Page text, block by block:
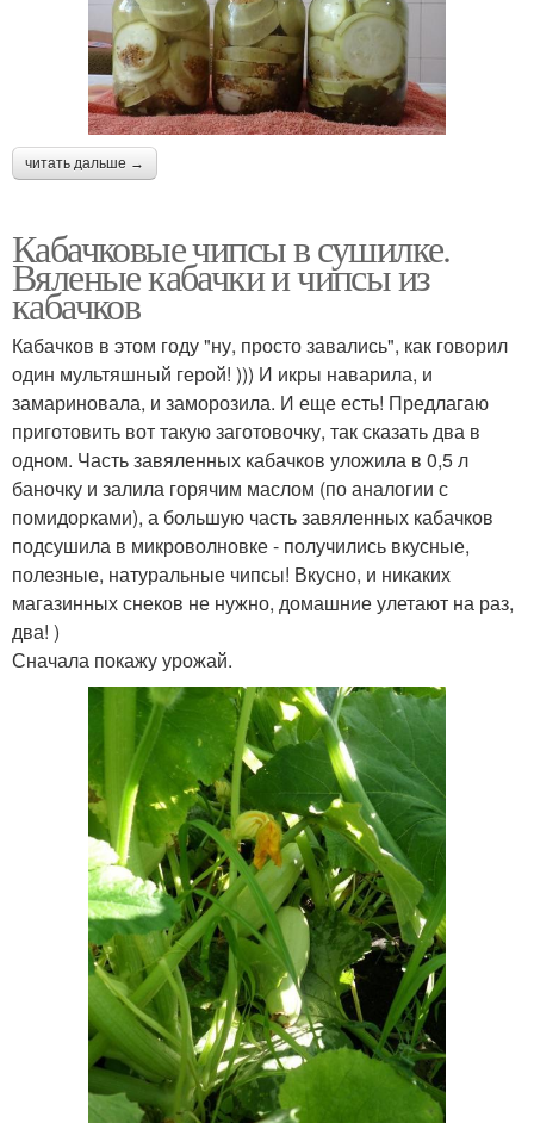
читать дальше →
Кабачковые чипсы в сушилке.
Вяленые кабачки и чипсы из
кабачков
Кабачков в этом году "ну, просто завались", как говорил
один мультяшный герой! ))) И икры наварила, и
замариновала, и заморозила. И еще есть! Предлагаю
приготовить вот такую заготовочку, так сказать два в
одном. Часть завяленных кабачков уложила в 0,5 л
баночку и залила горячим маслом (по аналогии с
помидорками), а большую часть завяленных кабачков
подсушила в микроволновке - получились вкусные,
полезные, натуральные чипсы! Вкусно, и никаких
магазинных снеков не нужно, домашние улетают на раз,
два! )
Сначала покажу урожай.